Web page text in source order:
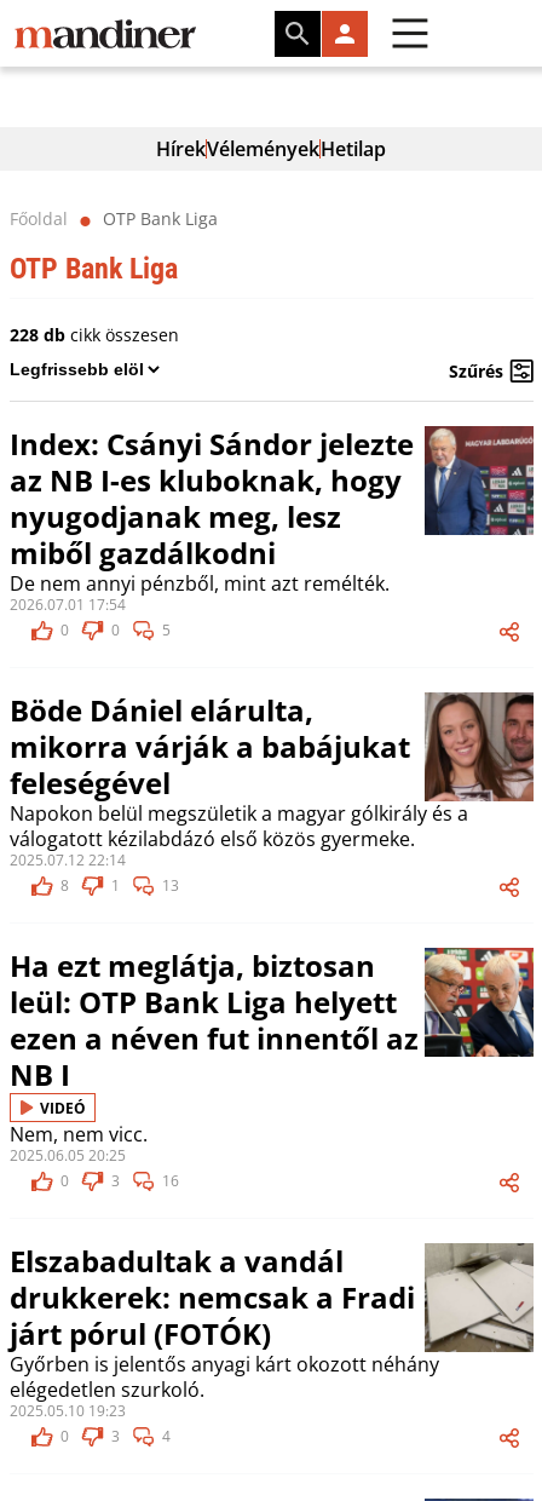
HírekVéleményekHetilap
Főoldal ⬤ OTP Bank Liga
OTP Bank Liga
228 dbcikk összesen
Szűrés
Index: Csányi Sándor jelezte
az NB I-es kluboknak, hogy
nyugodjanak meg, lesz
miből gazdálkodni
De nem annyi pénzből, mint azt remélték.
2026.07.01 17:54
0
0 5
Böde Dániel elárulta,
mikorra várják a babájukat
feleségével
Napokon belül megszületik a magyar gólkirály és a
válogatott kézilabdázó első közös gyermeke.
2025.07.12 22:14
8
1 13
Ha ezt meglátja, biztosan
leül: OTP Bank Liga helyett
ezen a néven fut innentől az
NB I
VIDEÓ
Nem, nem vicc.
2025.06.05 20:25
0
3 16
Elszabadultak a vandál
drukkerek: nemcsak a Fradi
járt pórul (FOTÓK)
Győrben is jelentős anyagi kárt okozott néhány
elégedetlen szurkoló.
2025.05.10 19:23
0
3 4